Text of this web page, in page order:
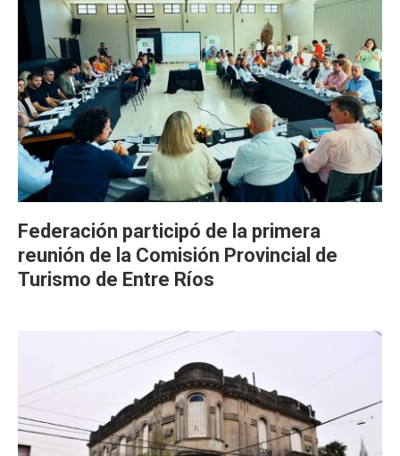
Federación participó de la primera
reunión de la Comisión Provincial de
Turismo de Entre Ríos